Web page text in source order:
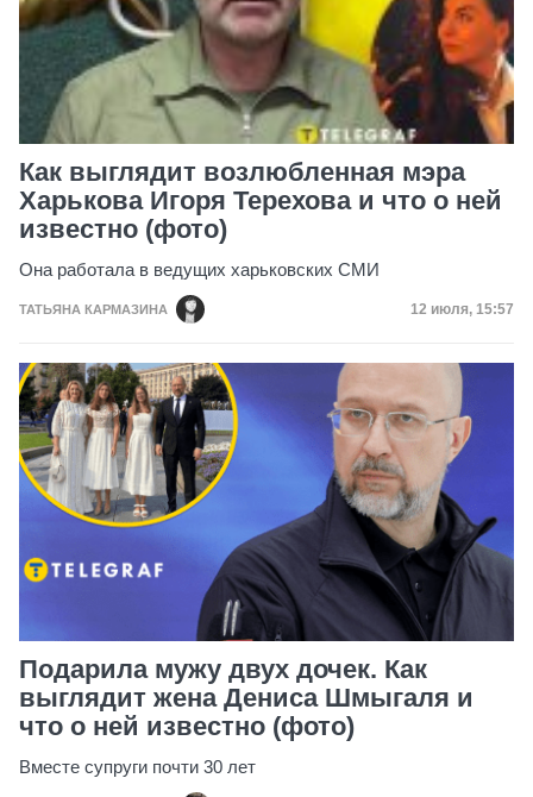
Как выглядит возлюбленная мэра
Харькова Игоря Терехова и что о ней
известно (фото)
Она работала в ведущих харьковских СМИ
ТАТЬЯНА КАРМАЗИНА Дата
12 июля, 15:57
Подарила мужу двух дочек. Как
выглядит жена Дениса Шмыгаля и
что о ней известно (фото)
Вместе супруги почти 30 лет